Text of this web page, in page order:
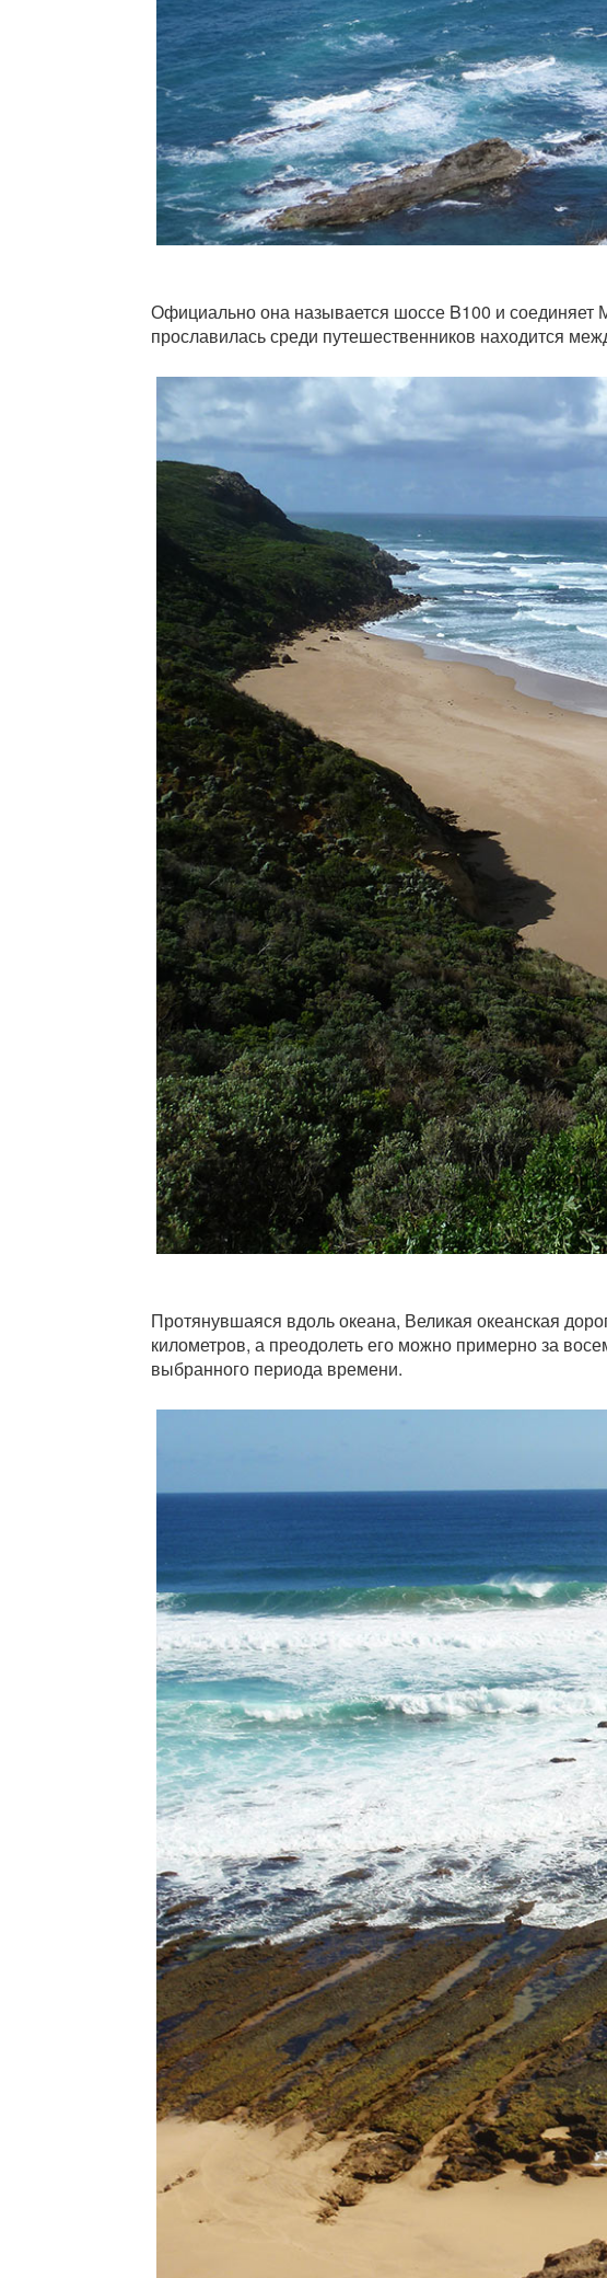
Официально она называется шоссе B100 и соединяет
прославилась среди путешественников находится
Протянувшаяся вдоль океана, Великая океанская
километров, а преодолеть его можно примерно за
выбранного периода времени.